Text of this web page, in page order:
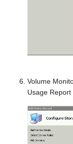
Volume
Usage Report